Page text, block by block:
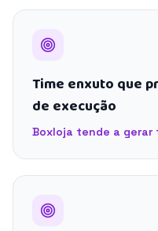
Time enxuto que
de execução
Boxloja tende a gerar